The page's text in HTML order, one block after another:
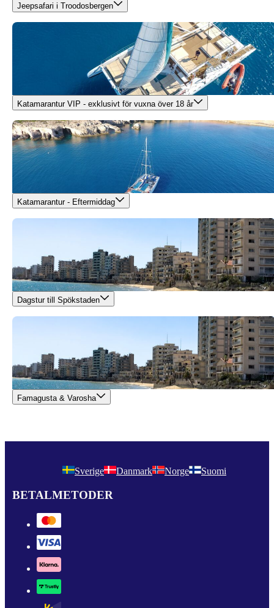
Jeepsafari i Troodosbergen
Katamarantur VIP - exklusivt för vuxna över 18 år
Katamarantur - Eftermiddag
Dagstur till Spökstaden
Famagusta & Varosha
Sverige Danmark Norge Suomi
BETALMETODER